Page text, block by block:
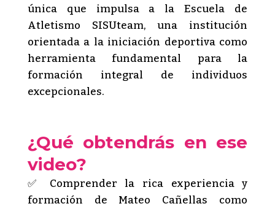
única que impulsa a la Escuela de
Atletismo SISUteam, una institución
orientada a la iniciación deportiva como
herramienta fundamental para la
formación integral de individuos
excepcionales.
¿Qué obtendrás en ese
video?
✅ Comprender la rica experiencia y
formación de Mateo Cañellas como